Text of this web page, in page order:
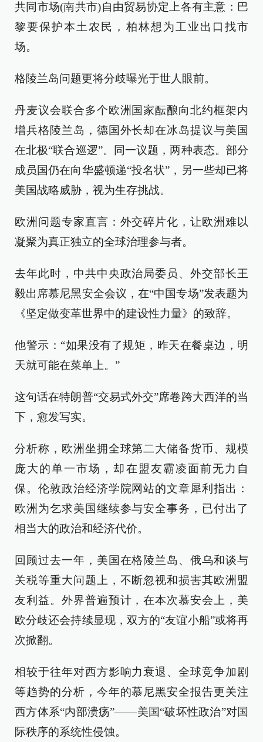
共同市场(南共市)自由贸易协定上各有主意：巴
黎要保护本土农民，柏林想为工业出口找市
场。
格陵兰岛问题更将分歧曝光于世人眼前。
丹麦议会联合多个欧洲国家酝酿向北约框架内
增兵格陵兰岛，德国外长却在冰岛提议与美国
在北极“联合巡逻”。同一议题，两种表态。部分
成员国仍在向华盛顿递“投名状”，另一些却已将
美国战略威胁，视为生存挑战。
欧洲问题专家直言：外交碎片化，让欧洲难以
凝聚为真正独立的全球治理参与者。
去年此时，中共中央政治局委员、外交部长王
毅出席慕尼黑安全会议，在“中国专场”发表题为
《坚定做变革世界中的建设性力量》的致辞。
他警示：“如果没有了规矩，昨天在餐桌边，明
天就可能在菜单上。”
这句话在特朗普“交易式外交”席卷跨大西洋的当
下，愈发写实。
分析称，欧洲坐拥全球第二大储备货币、规模
庞大的单一市场，却在盟友霸凌面前无力自
保。伦敦政治经济学院网站的文章犀利指出：
欧洲为乞求美国继续参与安全事务，已付出了
相当大的政治和经济代价。
回顾过去一年，美国在格陵兰岛、俄乌和谈与
关税等重大问题上，不断忽视和损害其欧洲盟
友利益。外界普遍预计，在本次慕安会上，美
欧分歧还会持续显现，双方的“友谊小船”或将再
次掀翻。
相较于往年对西方影响力衰退、全球竞争加剧
等趋势的分析，今年的慕尼黑安全报告更关注
西方体系“内部溃疡”——美国“破坏性政治”对国
际秩序的系统性侵蚀。